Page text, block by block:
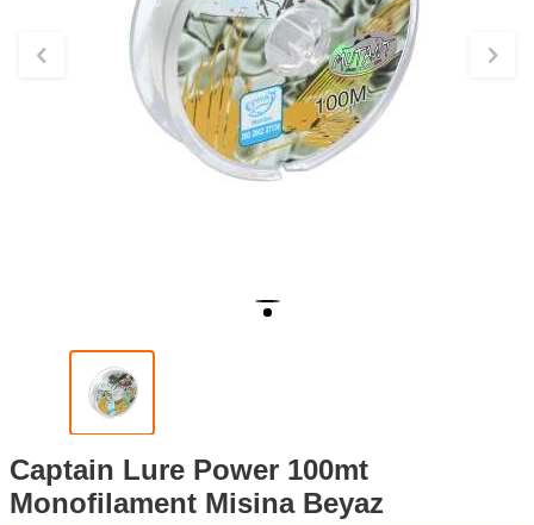
Captain Lure Power 100mt
Monofilament Misina Beyaz